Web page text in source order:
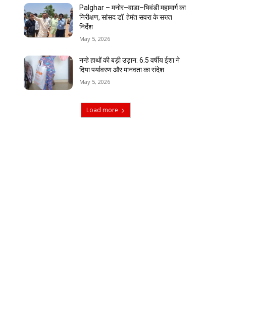
Palghar – मनोर–वाडा–भिवंडी महामार्ग का
निरीक्षण, सांसद डॉ. हेमंत सवरा के सख्त
निर्देश
May 5, 2026
नन्हे हाथों की बड़ी उड़ान: 6.5 वर्षीय ईशा ने
दिया पर्यावरण और मानवता का संदेश
May 5, 2026
Load more